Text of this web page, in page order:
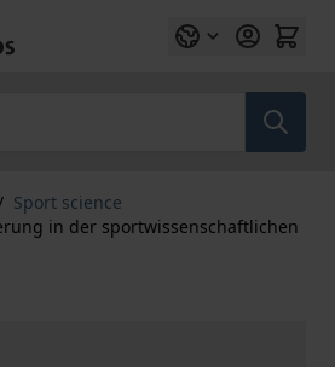
Sport science
in der sportwissenschaftlichen